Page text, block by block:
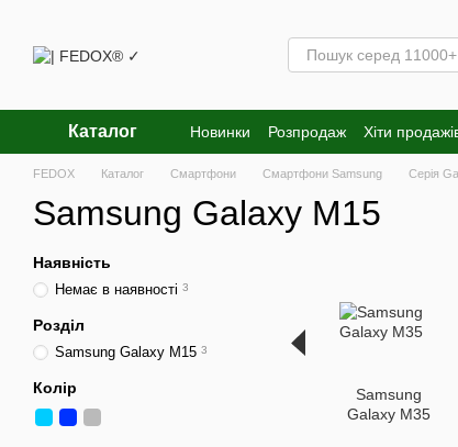
Каталог Новинки Розпродаж Хіти
FEDOX Каталог Смартфони Смартфони Samsung Серія
Samsung Galaxy M15
Samsung
Galaxy M35
Наявність
Немає в наявності 3
Розділ
Samsung Galaxy M15 3
Колір